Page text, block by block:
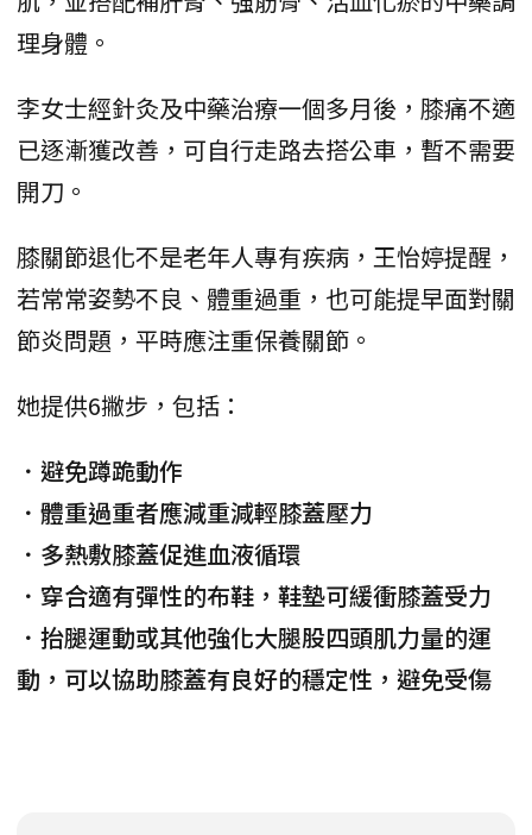
理身體。
李女士經針灸及中藥治療一個多月後，膝痛不適
已逐漸獲改善，可自行走路去搭公車，暫不需要
開刀。
膝關節退化不是老年人專有疾病，王怡婷提醒，
若常常姿勢不良、體重過重，也可能提早面對關
節炎問題，平時應注重保養關節。
她提供6撇步，包括：
．避免蹲跪動作
．體重過重者應減重減輕膝蓋壓力
．多熱敷膝蓋促進血液循環
．穿合適有彈性的布鞋，鞋墊可緩衝膝蓋受力
．抬腿運動或其他強化大腿股四頭肌力量的運
動，可以協助膝蓋有良好的穩定性，避免受傷